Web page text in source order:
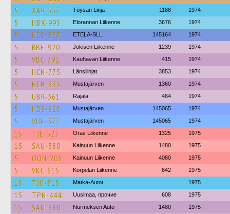
5 XAR-557 Töysän Linja 1188 1974
5 HBX-995 Elorannan Liikenne 3676 1974
5 UCB-577 ETELA-SLL 145164 1974
5 RBE-920 Jokisen Liikenne 1239 1974
5 VBC-791 Kauhavan Liikenne 415 1974
5 HCN-775 Länsilinjat 3853 1974
5 HCB-333 Mustajärven 1360 1974
5 UBR-361 Rajala 464 1974
5 HBS-828 Mustajärven 145065 1974
5 VUE-377 Mustajärven 145065 1974
15 TJE-525 Oras Liikenne 1325 1975
15 SAU-380 Kainuun Liikenne 1480 1975
5 OON-205 Kainuun Liikenne 4080 1975
5 VKC-615 Korpelan Liikenne 642 1975
15 TJH-315 Matka-Autot 1975
15 TPN-444 Uusimaa, прочие 608 1975
15 SAU-380 Nurmeksen Auto 1480 1975